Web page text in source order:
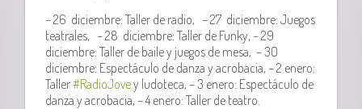
– 26 diciembre: Taller de radio, – 27 diciembre: Juegos
teatrales, – 28 diciembre: Taller de Funky, – 29
diciembre: Taller de baile y juegos de mesa, – 30
diciembre: Espectáculo de danza y acrobacia, – 2 enero:
Taller#RadioJovey ludoteca, – 3 enero: Espectáculo de
danza y acrobacia, – 4 enero: Taller de teatro.